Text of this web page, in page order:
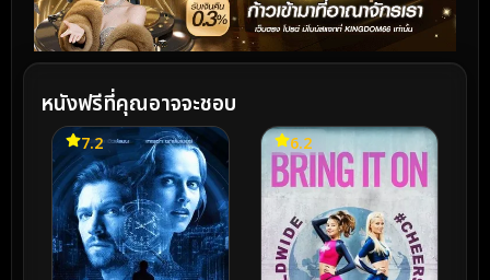
หนังฟรีที่คุณอาจจะชอบ
7.2 6.2